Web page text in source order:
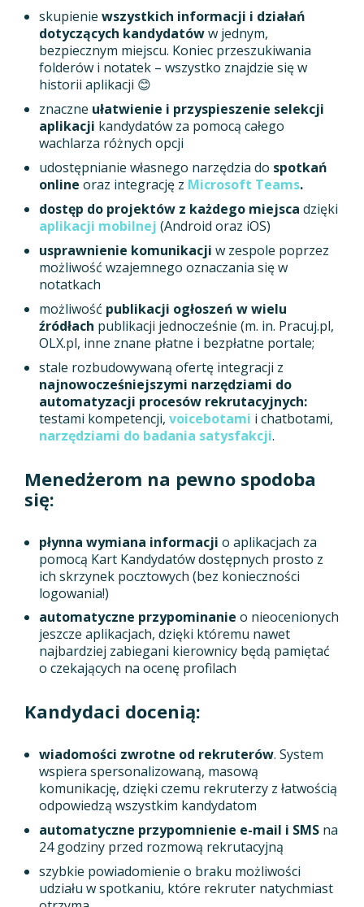
skupienie wszystkich informacji i działań
dotyczących kandydatóww jednym,
bezpiecznym miejscu. Koniec przeszukiwania
folderów i notatek – wszystko znajdzie się w
historii aplikacji 😊
znaczne ułatwienie i przyspieszenie selekcji
aplikacji kandydatów za pomocą całego
wachlarza różnych opcji
udostępnianie własnego narzędzia do spotkań
online oraz integrację z Microsoft Teams.
dostęp do projektów z każdego miejsca dzięki
aplikacji mobilnej (Android oraz iOS)
usprawnienie komunikacji w zespole poprzez
możliwość wzajemnego oznaczania się w
notatkach
możliwość publikacji ogłoszeń w wielu
źródłach publikacji jednocześnie (m. in. Pracuj.pl,
OLX.pl, inne znane płatne i bezpłatne portale;
stale rozbudowywaną ofertę integracji z
najnowocześniejszymi narzędziami do
automatyzacji procesów rekrutacyjnych:
testami kompetencji, voicebotami i chatbotami,
narzędziami do badania satysfakcji.
Menedżerom na pewno spodoba
się:
płynna wymiana informacji o aplikacjach za
pomocą Kart Kandydatów dostępnych prosto z
ich skrzynek pocztowych (bez konieczności
logowania!)
automatyczne przypominanie o nieocenionych
jeszcze aplikacjach, dzięki któremu nawet
najbardziej zabiegani kierownicy będą pamiętać
o czekających na ocenę profilach
Kandydaci docenią:
wiadomości zwrotne od rekruterów. System
wspiera spersonalizowaną, masową
komunikację, dzięki czemu rekruterzy z łatwością
odpowiedzą wszystkim kandydatom
automatyczne przypomnienie e-mail i SMSna
24 godziny przed rozmową rekrutacyjną
szybkie powiadomienie o braku możliwości
udziału w spotkaniu, które rekruter natychmiast